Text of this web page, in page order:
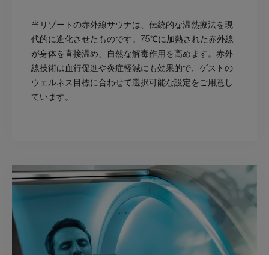
当リゾートの赤外線サウナは、伝統的な温熱療法を現
代的に進化させたものです。75℃に加熱された赤外線
が身体を直接温め、自然な解毒作用を高めます。赤外
線技術は血行促進や炎症軽減にも効果的で、ゲストの
ウェルネス目標に合わせて選択可能な設定をご用意し
ています。